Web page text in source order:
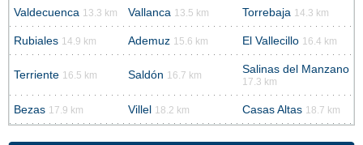
Valdecuenca 13.3 km Vallanca 13.5 km Torrebaja 14.3 km
Rubiales 14.9 km Ademuz 15.6 km El Vallecillo 16.4 km
Terriente 16.5 km Saldón 16.7 km Salinas del Manzano
17.3 km
Bezas 17.9 km Villel 18.2 km Casas Altas 18.7 km